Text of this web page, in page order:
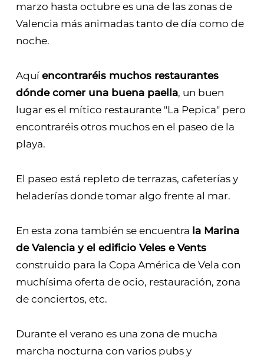
marzo hasta octubre es una de las zonas de
Valencia más animadas tanto de día como de
noche.
Aquí encontraréis muchos restaurantes
dónde comer una buena paella, un buen
lugar es el mítico restaurante "La Pepica" pero
encontraréis otros muchos en el paseo de la
playa.
El paseo está repleto de terrazas, cafeterías y
heladerías donde tomar algo frente al mar.
En esta zona también se encuentra la Marina
de Valencia y el edificio Veles e Vents
construido para la Copa América de Vela con
muchísima oferta de ocio, restauración, zona
de conciertos, etc.
Durante el verano es una zona de mucha
marcha nocturna con varios pubs y